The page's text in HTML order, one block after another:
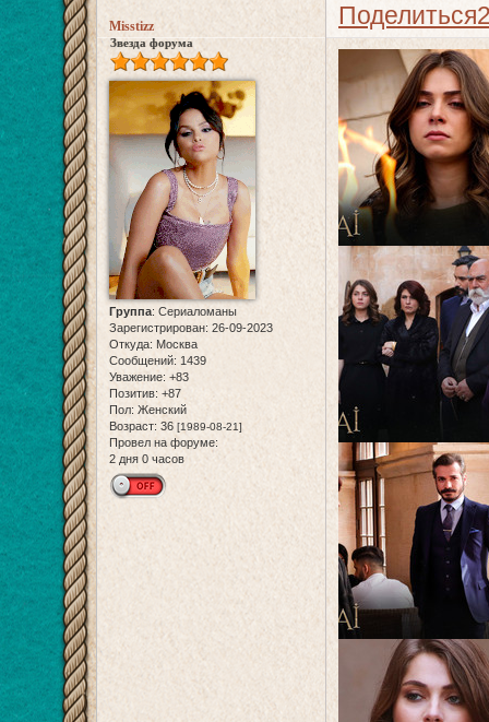
Поделиться
Misstizz
Звезда форума
Группа: Сериаломаны
Зарегистрирован: 26-09-2023
Откуда: Москва
Сообщений: 1439
Уважение: +83
Позитив: +87
Пол: Женский
Возраст: 36 [1989-08-21]
Провел на форуме:
2 дня 0 часов